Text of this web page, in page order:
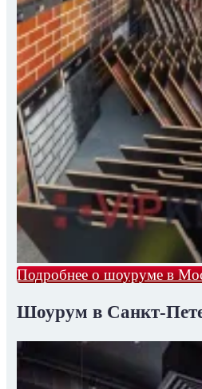
Подробнее о шоуруме в
Шоурум в Санкт-